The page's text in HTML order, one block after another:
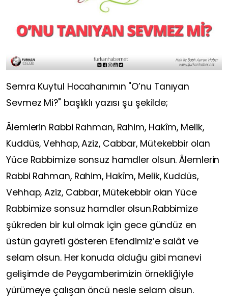
Semra Kuytul Hocahanımın "O’nu Tanıyan
Sevmez Mi?" başlıklı yazısı şu şekilde;
Âlemlerin Rabbi Rahman, Rahim, Hakîm, Melik,
Kuddüs, Vehhap, Aziz, Cabbar, Mütekebbir olan
Yüce Rabbimize sonsuz hamdler olsun. Âlemlerin
Rabbi Rahman, Rahim, Hakîm, Melik, Kuddüs,
Vehhap, Aziz, Cabbar, Mütekebbir olan Yüce
Rabbimize sonsuz hamdler olsun.Rabbimize
şükreden bir kul olmak için gece gündüz en
üstün gayreti gösteren Efendimiz’e salât ve
selam olsun. Her konuda olduğu gibi manevi
gelişimde de Peygamberimizin örnekliğiyle
yürümeye çalışan öncü nesle selam olsun.